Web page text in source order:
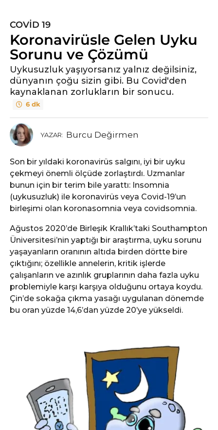
COVID 19
Koronavirüsle Gelen Uyku
Sorunu ve Çözümü
Uykusuzluk yaşıyorsanız yalnız değilsiniz,
dünyanın çoğu sizin gibi. Bu Covid'den
kaynaklanan zorlukların bir sonucu.
6 dk
YAZAR: Burcu Değirmen
Son bir yıldaki koronavirüs salgını, iyi bir uyku
çekmeyi önemli ölçüde zorlaştırdı. Uzmanlar
bunun için bir terim bile yarattı: Insomnia
(uykusuzluk) ile koronavirüs veya Covid-19’un
birleşimi olan koronasomnia veya covidsomnia.
Ağustos 2020’de Birleşik Krallık’taki Southampton
Üniversitesi’nin yaptığı bir araştırma, uyku sorunu
yaşayanların oranının altıda birden dörtte bire
çıktığını; özellikle annelerin, kritik işlerde
çalışanların ve azınlık gruplarının daha fazla uyku
problemiyle karşı karşıya olduğunu ortaya koydu.
Çin’de sokağa çıkma yasağı uygulanan dönemde
bu oran yüzde 14,6’dan yüzde 20’ye yükseldi.